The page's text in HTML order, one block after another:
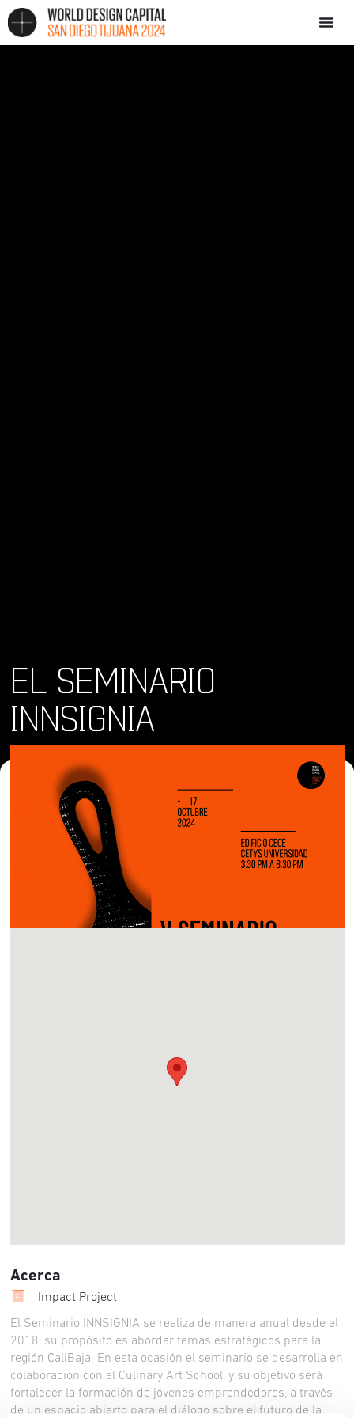
EL SEMINARIO
INNSIGNIA
Dónde y Cuándo
jue 17 oct 2024 • 3:30 pm
CECE, Calzada Cetys, Residencial Veredas del Sol,
Mexicali, Baja California, Mexico
Acerca
Impact Project
El Seminario INNSIGNIA se realiza de manera anual desde el
2018, su propósito es abordar temas estratégicos para la
región CaliBaja. En esta ocasión el seminario se desarrolla en
colaboración con el Culinary Art School, y su objetivo será
fortalecer la formación de jóvenes emprendedores, a través
de un espacio abierto para el diálogo sobre el futuro de la